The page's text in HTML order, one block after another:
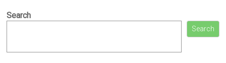
Search
Search